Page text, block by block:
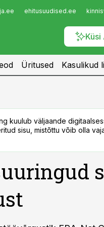
ehitusuudised.ee
Küsi
Üritused Kasulikud
kuulub väljaande
sisu, mistõttu võib olla